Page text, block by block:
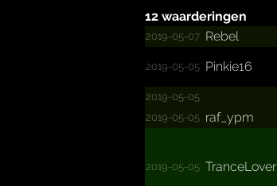
12 waarderingen
2019-05-07 Rebel
2019-05-05 Pinkie16
2019-05-05
2019-05-05 raf_ypm
2019-05-05 TranceLover